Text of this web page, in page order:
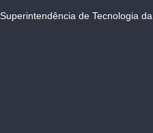
Superintendência de Tecnologia